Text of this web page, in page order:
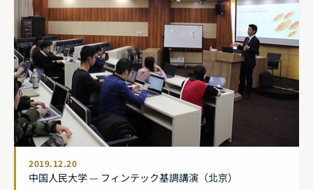
2019.12.20
中国人民大学 — フィンテック基調講演（北京）